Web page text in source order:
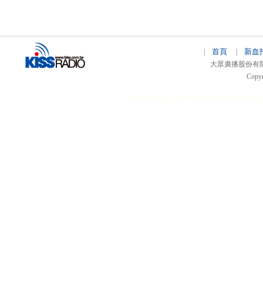
首頁 新血
大眾廣播股份有